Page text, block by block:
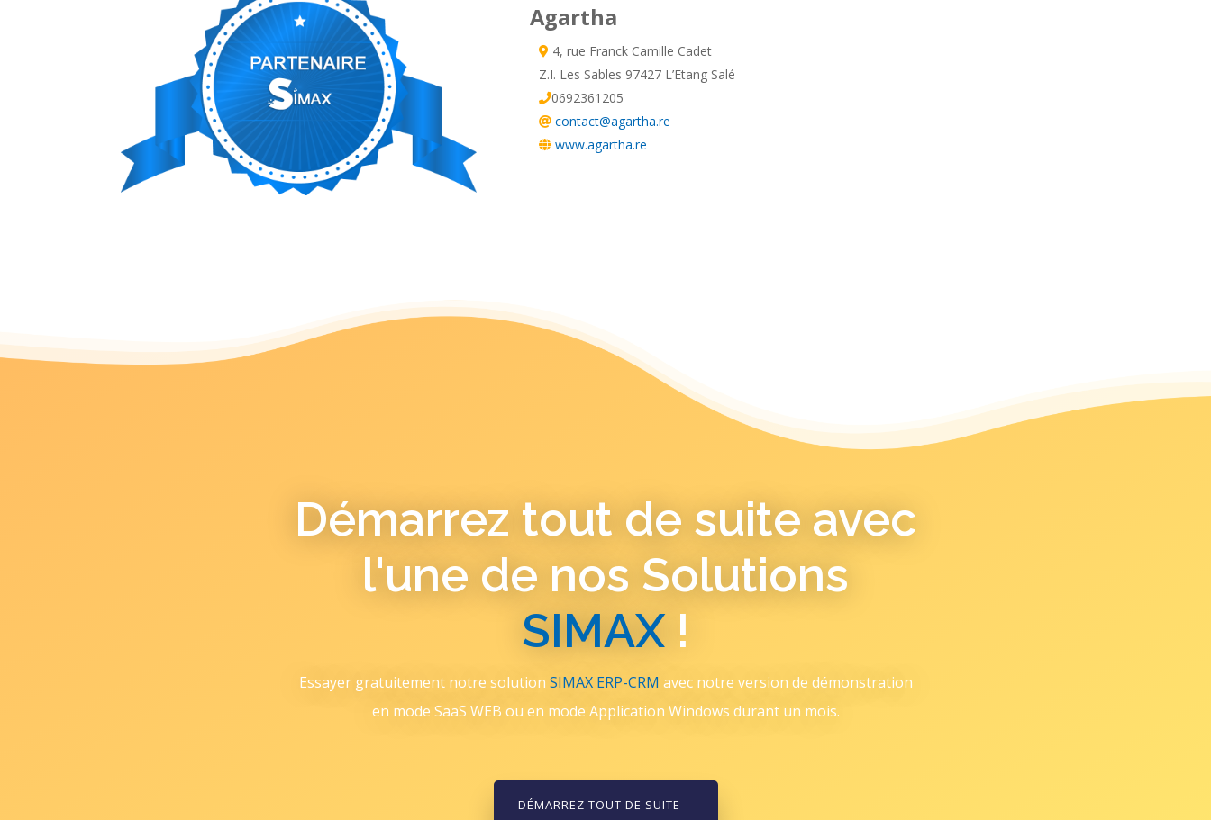
Agartha
4, rue Franck Camille Cadet
Z.I. Les Sables 97427 L’Etang Salé
0692361205
contact@agartha.re
www.agartha.re
Démarrez tout de suite avec
l'une de nos Solutions
SIMAX!
Essayer gratuitement notre solution SIMAX ERP-CRM avec notre version de démonstration
en mode SaaS WEB ou en mode Application Windows durant un mois.
DÉMARREZ TOUT DE SUITE